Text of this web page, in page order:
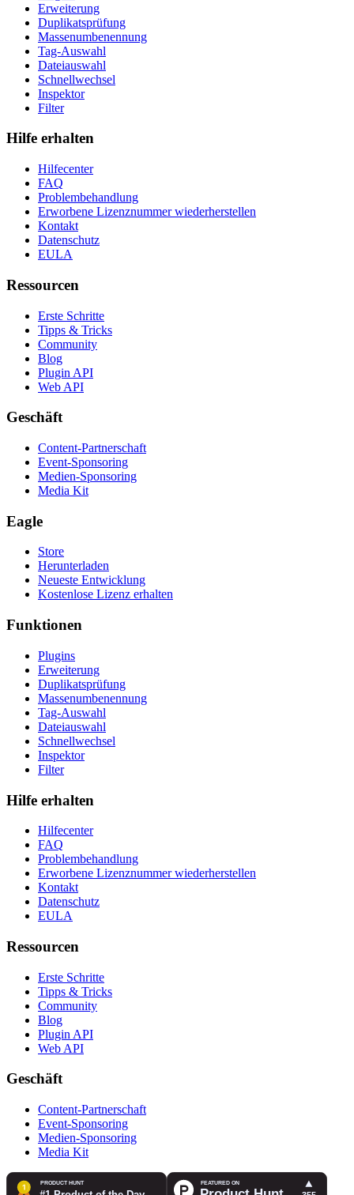
Erweiterung
Duplikatsprüfung
Massenumbenennung
Tag-Auswahl
Dateiauswahl
Schnellwechsel
Inspektor
Filter
Hilfe erhalten
Hilfecenter
FAQ
Problembehandlung
Erworbene Lizenznummer wiederherstellen
Kontakt
Datenschutz
EULA
Ressourcen
Erste Schritte
Tipps & Tricks
Community
Blog
Plugin API
Web API
Geschäft
Content-Partnerschaft
Event-Sponsoring
Medien-Sponsoring
Media Kit
Eagle
Store
Herunterladen
Neueste Entwicklung
Kostenlose Lizenz erhalten
Funktionen
Plugins
Erweiterung
Duplikatsprüfung
Massenumbenennung
Tag-Auswahl
Dateiauswahl
Schnellwechsel
Inspektor
Filter
Hilfe erhalten
Hilfecenter
FAQ
Problembehandlung
Erworbene Lizenznummer wiederherstellen
Kontakt
Datenschutz
EULA
Ressourcen
Erste Schritte
Tipps & Tricks
Community
Blog
Plugin API
Web API
Geschäft
Content-Partnerschaft
Event-Sponsoring
Medien-Sponsoring
Media Kit